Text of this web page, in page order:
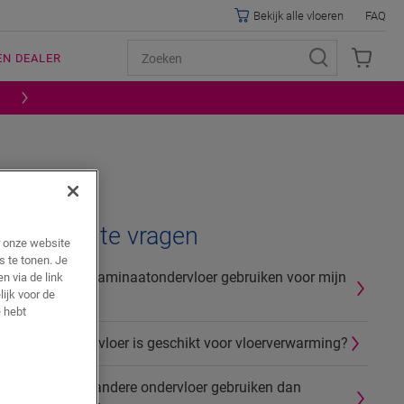
DEALER
Bekijk alle vloeren FAQ
Verwante vragen
Mag ik een laminaatondervloer gebruiken voor mijn
vinylvloer?
Welke ondervloer is geschikt voor vloerverwarming?
Mag ik een andere ondervloer gebruiken dan
onze website
te tonen. Je
via de link
voor de
hebt